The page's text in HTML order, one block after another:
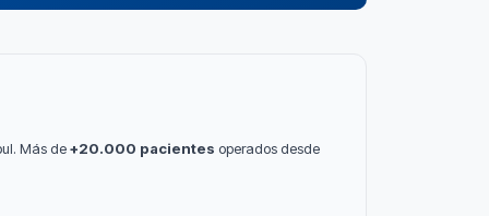
Más de+20.000 pacientes operados desde